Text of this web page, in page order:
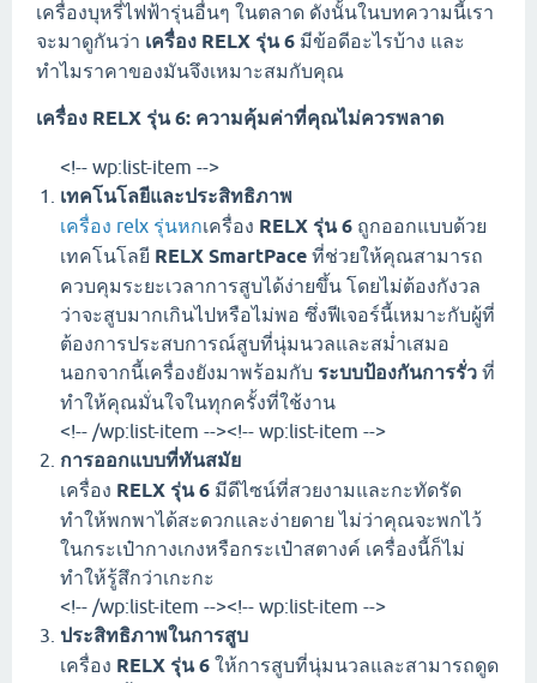
เครื่องบุหรี่ไฟฟ้ารุ่นอื่นๆ ในตลาด ดังนั้นในบทความนี้เรา
จะมาดูกันว่า เครื่อง RELX รุ่น 6 มีข้อดีอะไรบ้าง และ
ทำไมราคาของมันจึงเหมาะสมกับคุณ
เครื่อง RELX รุ่น 6: ความคุ้มค่าที่คุณไม่ควรพลาด
<!-- wp:list-item -->
เทคโนโลยีและประสิทธิภาพ
เครื่อง relx รุ่นหกเครื่อง RELX รุ่น 6 ถูกออกแบบด้วย
เทคโนโลยี RELX SmartPace ที่ช่วยให้คุณสามารถ
ควบคุมระยะเวลาการสูบได้ง่ายขึ้น โดยไม่ต้องกังวล
ว่าจะสูบมากเกินไปหรือไม่พอ ซึ่งฟีเจอร์นี้เหมาะกับผู้ที่
ต้องการประสบการณ์สูบที่นุ่มนวลและสม่ำเสมอ
นอกจากนี้เครื่องยังมาพร้อมกับ ระบบป้องกันการรั่ว ที่
ทำให้คุณมั่นใจในทุกครั้งที่ใช้งาน
<!-- /wp:list-item --><!-- wp:list-item -->
การออกแบบที่ทันสมัย
เครื่อง RELX รุ่น 6 มีดีไซน์ที่สวยงามและกะทัดรัด
ทำให้พกพาได้สะดวกและง่ายดาย ไม่ว่าคุณจะพกไว้
ในกระเป๋ากางเกงหรือกระเป๋าสตางค์ เครื่องนี้ก็ไม่
ทำให้รู้สึกว่าเกะกะ
<!-- /wp:list-item --><!-- wp:list-item -->
ประสิทธิภาพในการสูบ
เครื่อง RELX รุ่น 6 ให้การสูบที่นุ่มนวลและสามารถดูด